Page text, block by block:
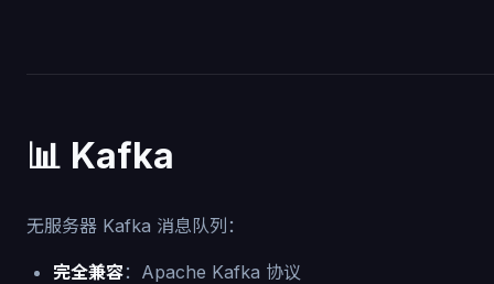
📊 Kafka
无服务器 Kafka 消息队列：
完全兼容：Apache Kafka 协议